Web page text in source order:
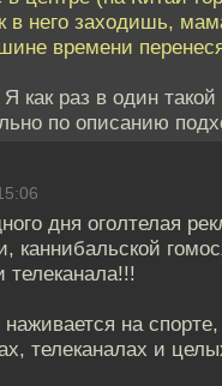
в него заходишь,
времени
как раз в один
по описанию
дня оголтелая
каннибальской
телеканала!!!
на спорте,
телеканалах и